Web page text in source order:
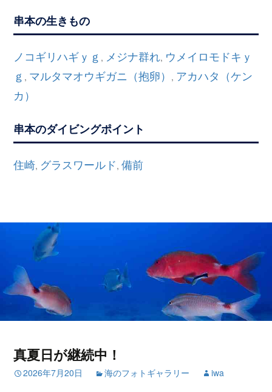
串本の生きもの
ノコギリハギｙｇ , メジナ群れ, ウメイロモドキｙ
ｇ , マルタマオウギガニ（抱卵） , アカハタ（ケン
カ）
串本のダイビングポイント
住崎, グラスワールド,備前
真夏日が継続中！
2026年7月20日 海のフォトギャラリー iwa